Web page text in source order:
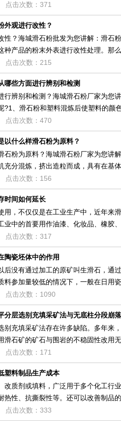
点击次数：371
外观进行改性？
性？海城滑石粉批发为您讲解：滑石
种产品的粉末外表进行改性处理。那
点击次数：215
哪些方面进行辨别和检测
行辨别和检测？海城滑石粉厂家为您
?1、滑石粉和塑料混炼后使塑料的
点击次数：470
以什么样滑石粉为原料？
石粉为原料？海城滑石粉厂家为您讲
充分混炼，挤出造粒而成，具有在基
点击次数：156
时间如何延长
用，不仅仅是在工业生产中，近年来
的首要用作油漆、化妆品、橡胶、
点击次数：317
陶瓷坯体中的作用
后没有通过加工的原矿叫生滑石，
加量较低的情况下，一般在日用瓷
点击次数：1090
分层选别充填采矿法与无底柱分段崩
别充填采矿法存在许多缺陷。多年来
滑石矿的矿石与围岩的不稳固性改用
点击次数：171
塑料制品生产成本
改质剂或填料，广泛用于多个化工行
热性、抗撕裂性等。还可以改善制品
点击次数：333